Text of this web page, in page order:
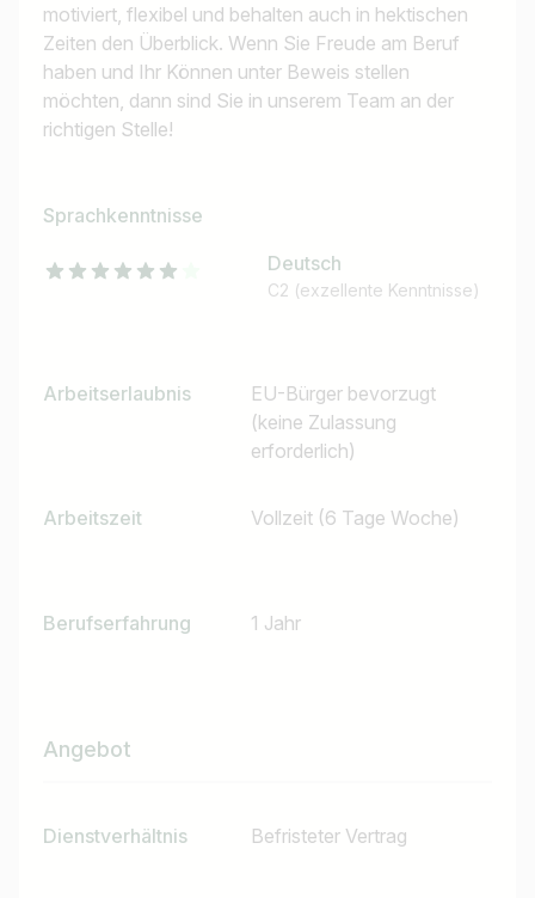
motiviert, flexibel und behalten auch in hektischen
Zeiten den Überblick. Wenn Sie Freude am Beruf
haben und Ihr Können unter Beweis stellen
möchten, dann sind Sie in unserem Team an der
richtigen Stelle!
Sprachkenntnisse
Deutsch
C2 (exzellente Kenntnisse)
Arbeitserlaubnis
EU-Bürger bevorzugt
(keine Zulassung
erforderlich)
Arbeitszeit Vollzeit (6 Tage Woche)
Berufserfahrung 1 Jahr
Angebot
Dienstverhältnis Befristeter Vertrag
Ich suche nach …
Jobs finden